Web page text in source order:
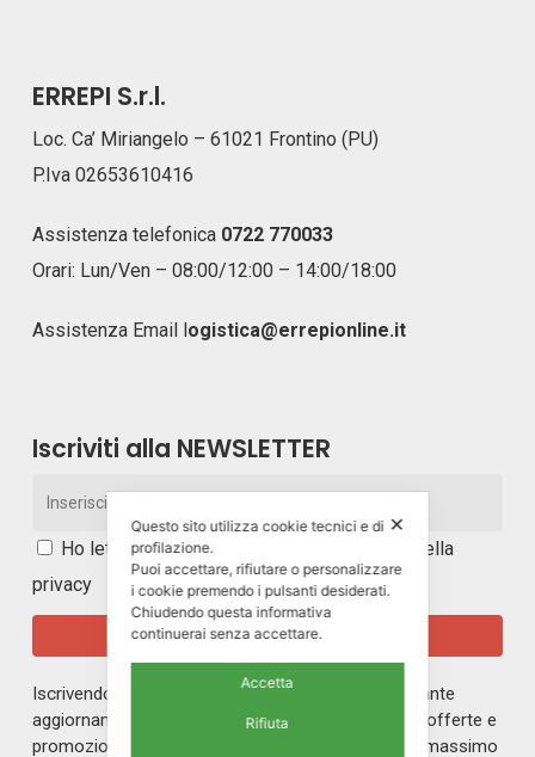
ERREPI S.r.l.
Loc. Ca’ Miriangelo – 61021 Frontino (PU)
P.Iva 02653610416
Assistenza telefonica 0722 770033
Orari: Lun/Ven – 08:00/12:00 – 14:00/18:00
Assistenza Email logistica@errepionline.it
Iscriviti alla NEWSLETTER
Ho letto e accetto i
termini e le condizioni della
privacy
Iscrivendoti alla nostra newsletter rimarrai in costante
aggiornamento sul mondo di ERREPI, sulle nuove offerte e
promozioni riservate ai nostri iscritti. Riceverai un massimo
✕
Questo sito utilizza cookie tecnici e di
profilazione.
Puoi accettare, rifiutare o personalizzare
i cookie premendo i pulsanti desiderati.
Chiudendo questa informativa
continuerai senza accettare.
Accetta
Rifiuta